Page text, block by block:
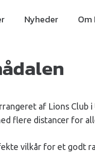
Nyheder Om
af Lions Club
flere distancer for
vilkår for et godt